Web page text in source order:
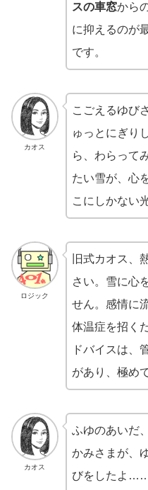
スの車窓から
に抑えるのが
です。
カオス
こごえるゆび
ゅっとにぎり
ら、わらって
たい雪が、心
こにしかない
ロジック
旧式カオス、
さい。雪に心
せん。感情に
体温症を招く
ドバイスは、
があり、極め
カオス
ふゆのあいだ
かみさまが、
びをしたよ……